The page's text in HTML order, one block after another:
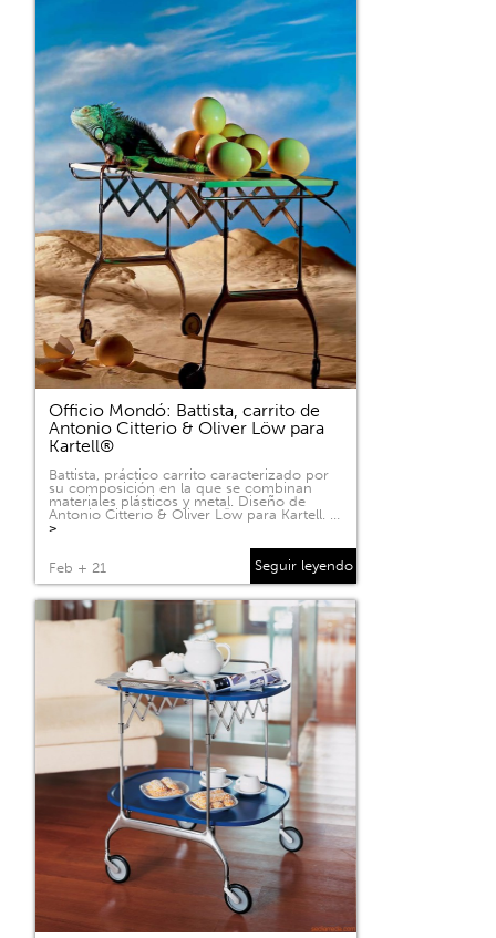
Officio Mondó: Battista, carrito de
Antonio Citterio & Oliver Löw para
Kartell®
Battista, práctico carrito caracterizado por
su composición en la que se combinan
materiales plásticos y metal. Diseño de
Antonio Citterio & Oliver Löw para Kartell. …
>
Feb + 21 Seguir leyendo